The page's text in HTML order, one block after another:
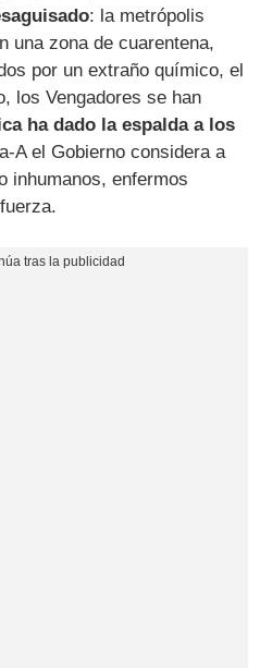
: la metrópolis
una zona de cuarentena,
por un extraño químico, el
los Vengadores se han
ha dado la espalda a los
A el Gobierno considera a
inhumanos, enfermos